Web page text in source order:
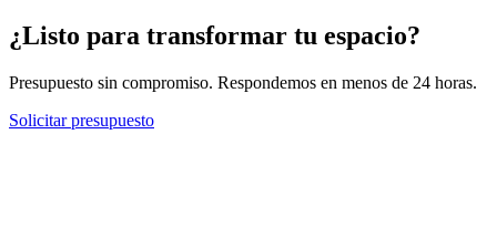
¿Listo para transformar tu espacio?
Presupuesto sin compromiso. Respondemos en menos de 24 horas.
Solicitar presupuesto